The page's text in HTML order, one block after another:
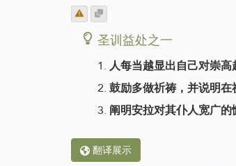
圣训益处之一
人每当越显出自己对崇
鼓励多做祈祷，并说明
阐明安拉对其仆人宽广的
翻译展示